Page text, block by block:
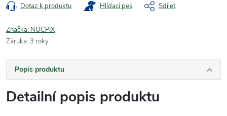
Dotaz k produktu Hlídací pes Sdílet
Značka: NOCPIX
Záruka: 3 roky
Popis produktu
Detailní popis produktu